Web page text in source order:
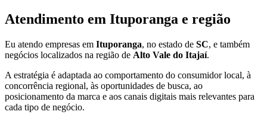
Atendimento em Ituporanga e região
Eu atendo empresas em Ituporanga, no estado de SC, e também
negócios localizados na região de Alto Vale do Itajaí.
A estratégia é adaptada ao comportamento do consumidor local, à
concorrência regional, às oportunidades de busca, ao
posicionamento da marca e aos canais digitais mais relevantes para
cada tipo de negócio.